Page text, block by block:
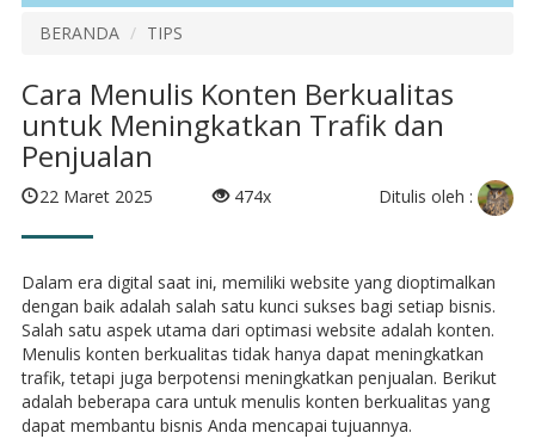
BERANDA TIPS
Cara Menulis Konten Berkualitas
untuk Meningkatkan Trafik dan
Penjualan
22 Maret 2025 474x Ditulis oleh :
Dalam era digital saat ini, memiliki website yang dioptimalkan
dengan baik adalah salah satu kunci sukses bagi setiap bisnis.
Salah satu aspek utama dari optimasi website adalah konten.
Menulis konten berkualitas tidak hanya dapat meningkatkan
trafik, tetapi juga berpotensi meningkatkan penjualan. Berikut
adalah beberapa cara untuk menulis konten berkualitas yang
dapat membantu bisnis Anda mencapai tujuannya.